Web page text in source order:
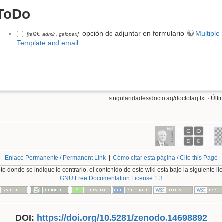
[tai2k, admin, galopax] opción de adjuntar en formulario
Multiple
Template and email
singularidades/doctofaq/doctofaq.txt·
Enlace Permanente / Permanent Link| Cómo citar esta página / Cite this Page
donde se indique lo contrario, el contenido de este wiki esta bajo la siguiente
GNU Free Documentation License 1.3
DOI: https://doi.org/10.5281/zenodo.14698892